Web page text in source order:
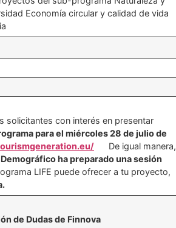
Economía circular y calidad de vida
solicitantes con interés en presentar
para el miércoles 28 de julio de
De igual manera,
ha preparado una sesión
LIFE puede ofrecer a tu proyecto,
de Dudas de Finnova